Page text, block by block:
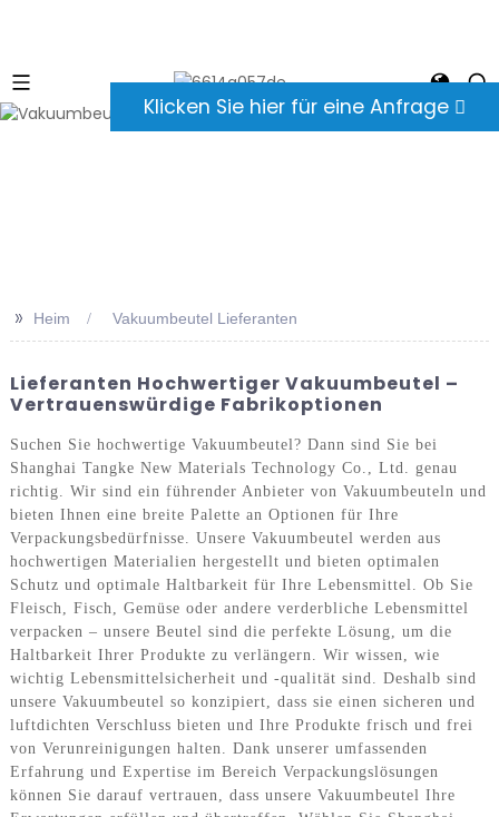
Klicken Sie hier für eine Anfrage
>> Heim Vakuumbeutel Lieferanten
Lieferanten Hochwertiger Vakuumbeutel –
Vertrauenswürdige Fabrikoptionen
Suchen Sie hochwertige Vakuumbeutel? Dann sind Sie bei
Shanghai Tangke New Materials Technology Co., Ltd. genau
richtig. Wir sind ein führender Anbieter von Vakuumbeuteln und
bieten Ihnen eine breite Palette an Optionen für Ihre
Verpackungsbedürfnisse. Unsere Vakuumbeutel werden aus
hochwertigen Materialien hergestellt und bieten optimalen
Schutz und optimale Haltbarkeit für Ihre Lebensmittel. Ob Sie
Fleisch, Fisch, Gemüse oder andere verderbliche Lebensmittel
verpacken – unsere Beutel sind die perfekte Lösung, um die
Haltbarkeit Ihrer Produkte zu verlängern. Wir wissen, wie
wichtig Lebensmittelsicherheit und -qualität sind. Deshalb sind
unsere Vakuumbeutel so konzipiert, dass sie einen sicheren und
luftdichten Verschluss bieten und Ihre Produkte frisch und frei
von Verunreinigungen halten. Dank unserer umfassenden
Erfahrung und Expertise im Bereich Verpackungslösungen
können Sie darauf vertrauen, dass unsere Vakuumbeutel Ihre